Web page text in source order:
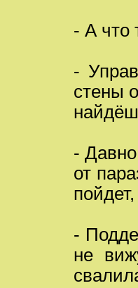
- А что
-
стены
-
от
-
не